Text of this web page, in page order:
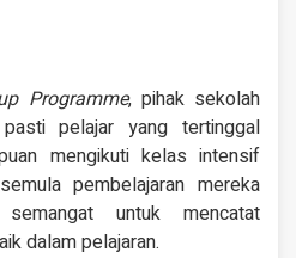
Programme, pihak sekolah
pelajar yang tertinggal
mengikuti kelas intensif
pembelajaran mereka
untuk mencatat
dalam pelajaran.